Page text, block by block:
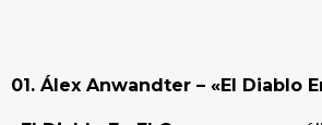
01. Álex Anwandter – «El Diablo